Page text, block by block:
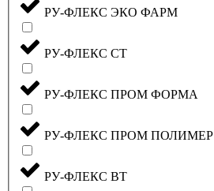
РУ-ФЛЕКС ЭКО ФАРМ
РУ-ФЛЕКС СТ
РУ-ФЛЕКС ПРОМ ФОРМА
РУ-ФЛЕКС ПРОМ ПОЛИМЕР
РУ-ФЛЕКС ВТ